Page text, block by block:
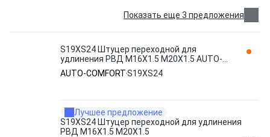
Показать еще 3 предложения
S19ХS24 Штуцер переходной для
удлинения РВД М16Х1.5 М20Х1.5 AUTO-
COMFORT
AUTO-COMFORTS19ХS24
Лучшее предложение
S19ХS24 Штуцер переходной для удлинения
РВД М16Х1.5 М20Х1.5